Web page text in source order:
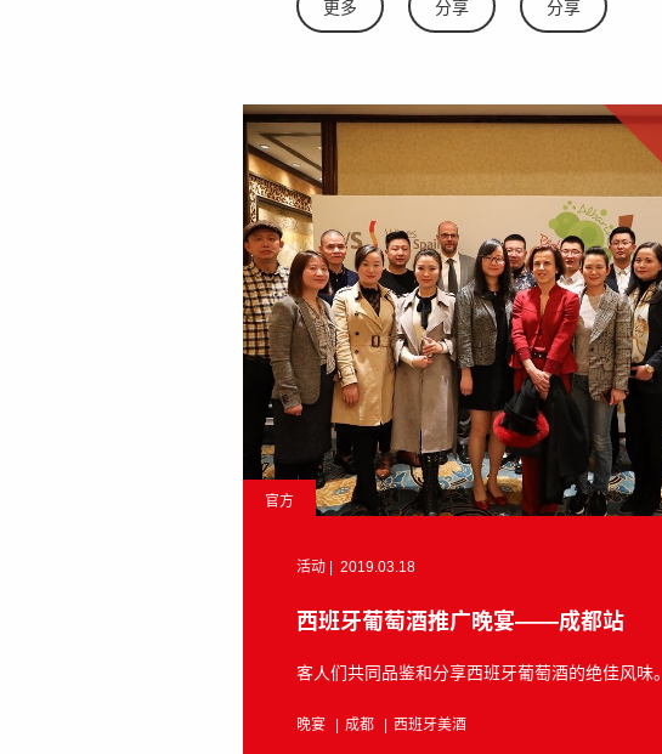
更多 分享 分享
官方
活动| 2019.03.18
西班牙葡萄酒推广晚宴——成都站
客人们共同品鉴和分享西班牙葡萄酒的绝佳风味。
晚宴 成都 西班牙美酒